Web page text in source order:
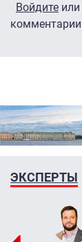
Войдите или
комментарии
ЭКСПЕРТЫ